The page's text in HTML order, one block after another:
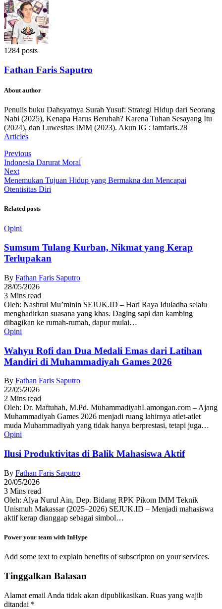
1284 posts
Fathan Faris Saputro
About author
Penulis buku Dahsyatnya Surah Yusuf: Strategi Hidup dari Seorang
Nabi (2025), Kenapa Harus Berubah? Karena Tuhan Sesayang Itu
(2024), dan Luwesitas IMM (2023). Akun IG : iamfaris.28
Articles
Previous
Indonesia Darurat Moral
Next
Menemukan Tujuan Hidup yang Bermakna dan Mencapai
Otentisitas Diri
Related posts
Opini
Sumsum Tulang Kurban, Nikmat yang Kerap
Terlupakan
By Fathan Faris Saputro
28/05/2026
3 Mins read
Oleh: Nashrul Mu’minin SEJUK.ID – Hari Raya Iduladha selalu
menghadirkan suasana yang khas. Daging sapi dan kambing
dibagikan ke rumah-rumah, dapur mulai…
Opini
Wahyu Rofi dan Dua Medali Emas dari Latihan
Mandiri di Muhammadiyah Games 2026
By Fathan Faris Saputro
22/05/2026
2 Mins read
Oleh: Dr. Maftuhah, M.Pd. MuhammadiyahLamongan.com – Ajang
Muhammadiyah Games 2026 menjadi ruang lahirnya atlet-atlet
muda Muhammadiyah yang tidak hanya berprestasi, tetapi juga…
Opini
Ilusi Produktivitas di Balik Mahasiswa Aktif
By Fathan Faris Saputro
20/05/2026
3 Mins read
Oleh: Alya Nurul Ain, Dep. Bidang RPK Pikom IMM Teknik
Unismuh Makassar (2025–2026) SEJUK.ID – Menjadi mahasiswa
aktif kerap dianggap sebagai simbol…
Power your team with InHype
Add some text to explain benefits of subscripton on your services.
Tinggalkan Balasan
Alamat email Anda tidak akan dipublikasikan. Ruas yang wajib
ditandai *